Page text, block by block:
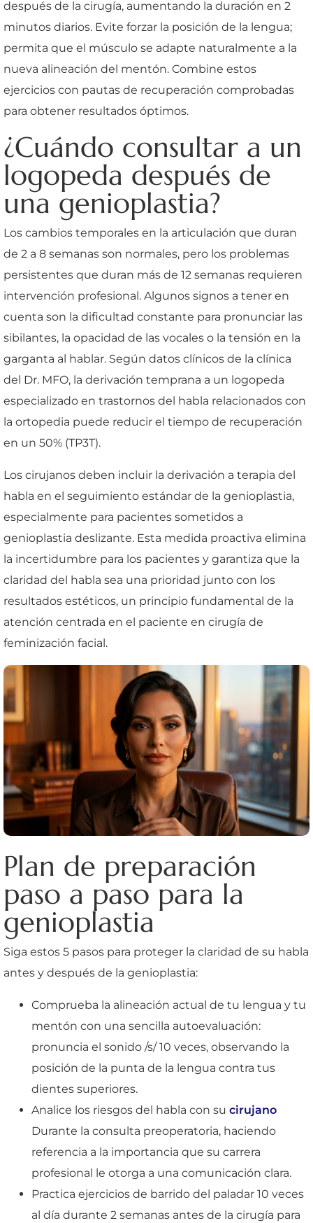
después de la cirugía, aumentando la duración en 2
minutos diarios. Evite forzar la posición de la lengua;
permita que el músculo se adapte naturalmente a la
nueva alineación del mentón. Combine estos
ejercicios con pautas de recuperación comprobadas
para obtener resultados óptimos.
¿Cuándo consultar a un
logopeda después de
una genioplastia?
Los cambios temporales en la articulación que duran
de 2 a 8 semanas son normales, pero los problemas
persistentes que duran más de 12 semanas requieren
intervención profesional. Algunos signos a tener en
cuenta son la dificultad constante para pronunciar las
sibilantes, la opacidad de las vocales o la tensión en la
garganta al hablar. Según datos clínicos de la clínica
del Dr. MFO, la derivación temprana a un logopeda
especializado en trastornos del habla relacionados con
la ortopedia puede reducir el tiempo de recuperación
en un 50% (TP3T).
Los cirujanos deben incluir la derivación a terapia del
habla en el seguimiento estándar de la genioplastia,
especialmente para pacientes sometidos a
genioplastia deslizante. Esta medida proactiva elimina
la incertidumbre para los pacientes y garantiza que la
claridad del habla sea una prioridad junto con los
resultados estéticos, un principio fundamental de la
atención centrada en el paciente en cirugía de
feminización facial.
Plan de preparación
paso a paso para la
genioplastia
Siga estos 5 pasos para proteger la claridad de su habla
antes y después de la genioplastia:
Comprueba la alineación actual de tu lengua y tu
mentón con una sencilla autoevaluación:
pronuncia el sonido /s/ 10 veces, observando la
posición de la punta de la lengua contra tus
dientes superiores.
Analice los riesgos del habla con su cirujano
Durante la consulta preoperatoria, haciendo
referencia a la importancia que su carrera
profesional le otorga a una comunicación clara.
Practica ejercicios de barrido del paladar 10 veces
al día durante 2 semanas antes de la cirugía para